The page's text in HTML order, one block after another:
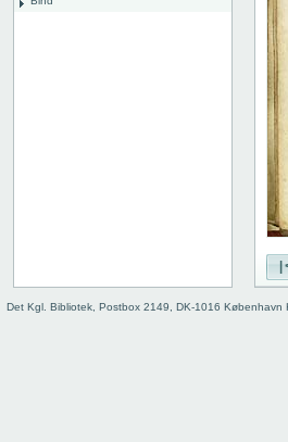
Det Kgl. Bibliotek, Postbox 2149, DK-1016